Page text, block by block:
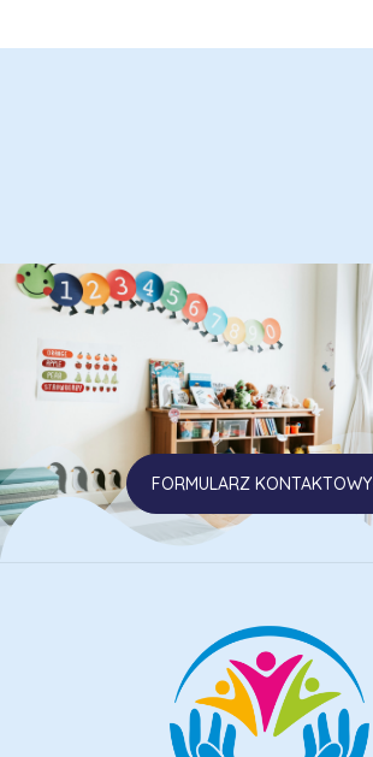
FORMULARZ KONTAKTOWY